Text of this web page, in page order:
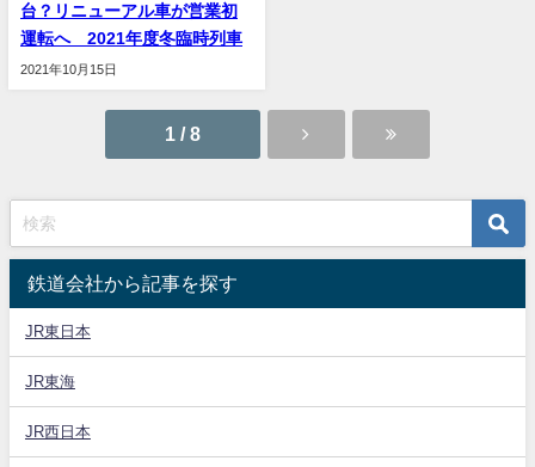
台？リニューアル車が営業初
運転へ 2021年度冬臨時列車
2021年10月15日
1 / 8
鉄道会社から記事を探す
JR東日本
JR東海
JR西日本